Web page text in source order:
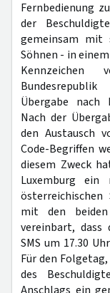
Fernbedienung
der
gemeinsam mit
Söhnen - in
Übergabe nach
Nach der
den Austausch
Code-Begriffen
diesem Zweck
Luxemburg
mit den
vereinbart, dass
SMS um 17.30
Für den
des